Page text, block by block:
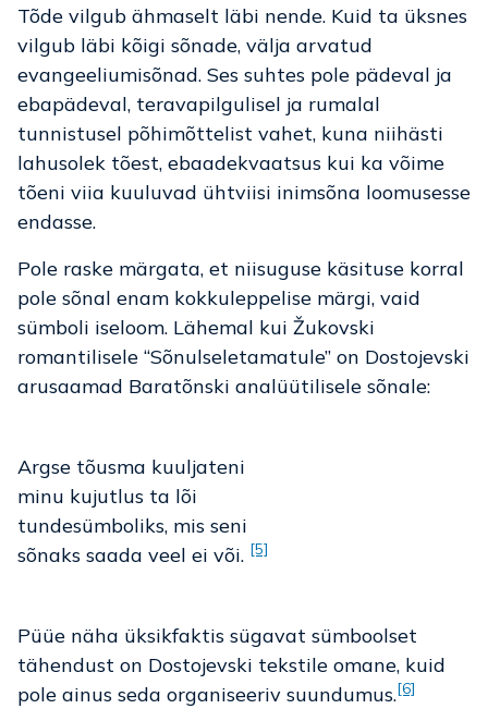
Tõde vilgub ähmaselt läbi nende. Kuid ta üksnes
vilgub läbi kõigi sõnade, välja arvatud
evangeeliumisõnad. Ses suhtes pole pädeval ja
ebapädeval, teravapilgulisel ja rumalal
tunnistusel põhimõttelist vahet, kuna niihästi
lahusolek tõest, ebaadekvaatsus kui ka võime
tõeni viia kuuluvad ühtviisi inimsõna loomusesse
endasse.
Pole raske märgata, et niisuguse käsituse korral
pole sõnal enam kokkuleppelise märgi, vaid
sümboli iseloom. Lähemal kui Žukovski
romantilisele “Sõnulseletamatule” on Dostojevski
arusaamad Baratõnski analüütilisele sõnale:
Argse tõusma kuuljateni
minu kujutlus ta lõi
tundesümboliks, mis seni
sõnaks saada veel ei või. [5]
Püüe näha üksikfaktis sügavat sümboolset
tähendust on Dostojevski tekstile omane, kuid
pole ainus seda organiseeriv suundumus.[6]